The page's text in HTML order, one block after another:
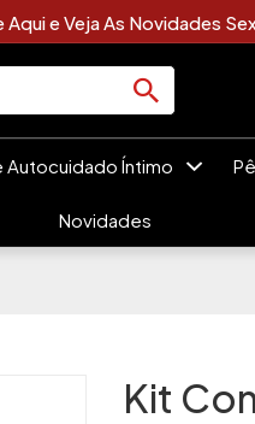
Aqui e Veja As Novidades
Autocuidado Íntimo
Novidades
Kit